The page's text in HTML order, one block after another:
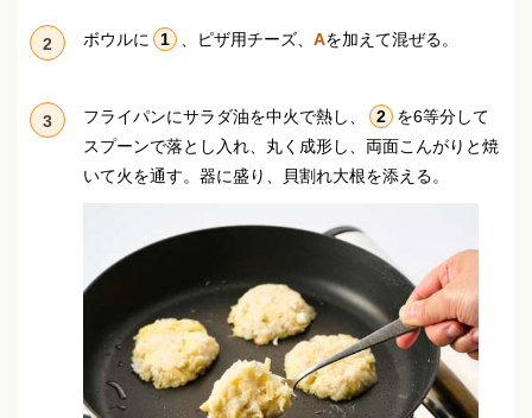
2 ボウルに 1 、ピザ用チーズ、 Aを加えて混ぜる。
3 フライパンにサラダ油を中火で熱し、 2
を6等分して
スプーンで落とし入れ、丸く成形し、両面こんがりと焼
いて火を通す。 器に盛り、貝割れ大根を添える。